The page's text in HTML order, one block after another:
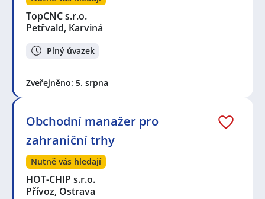
TopCNC s.r.o.
Petřvald, Karviná
Plný úvazek
Zveřejněno: 5. srpna
Obchodní manažer pro
zahraniční trhy
Nutně vás hledají
HOT-CHIP s.r.o.
Přívoz, Ostrava